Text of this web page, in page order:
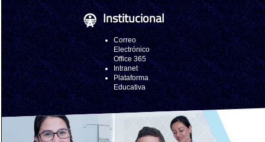
Institucional
Correo
Electrónico
Office 365
Intranet
Plataforma
Educativa